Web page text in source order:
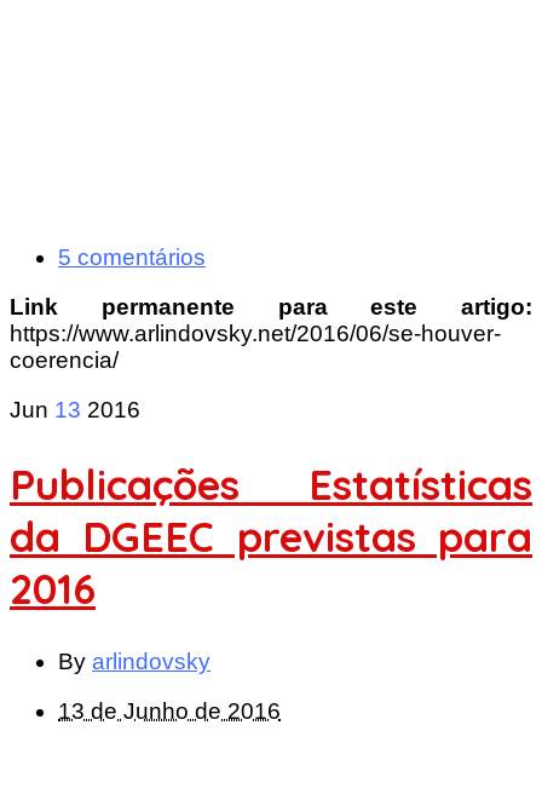
5 comentários
Link permanente para este artigo:
https://www.arlindovsky.net/2016/06/se-houver-
coerencia/
Jun 13 2016
Publicações Estatísticas
da DGEEC previstas para
2016
By arlindovsky
13 de Junho de 2016